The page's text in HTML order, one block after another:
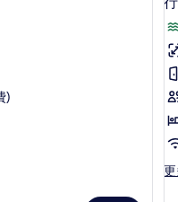
大
灣
景
入
住,
張
特
大
人
床,
灣
)
示
房,
更